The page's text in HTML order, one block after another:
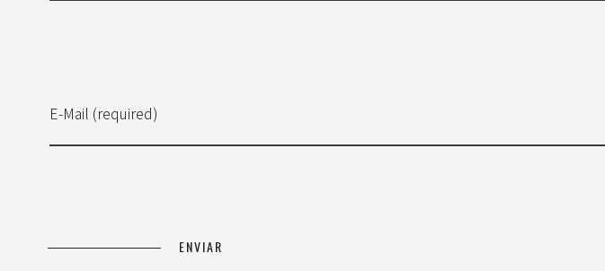
E-Mail (required)